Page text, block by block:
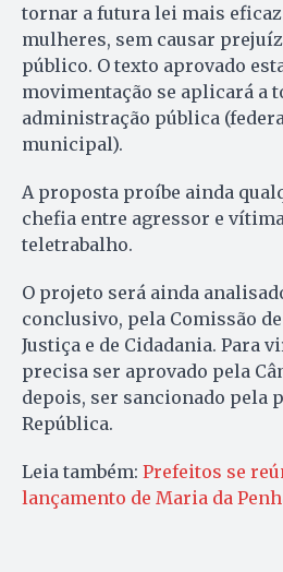
tornar a futura lei mais
mulheres, sem causar
público. O texto aprovado
movimentação se aplicará a
administração pública
municipal).
A proposta proíbe ainda
chefia entre agressor e
teletrabalho.
O projeto será ainda
conclusivo, pela Comissão
Justiça e de Cidadania. Para
precisa ser aprovado pela
depois, ser sancionado pela
República.
Leia também: Prefeitos se
lançamento de Maria da